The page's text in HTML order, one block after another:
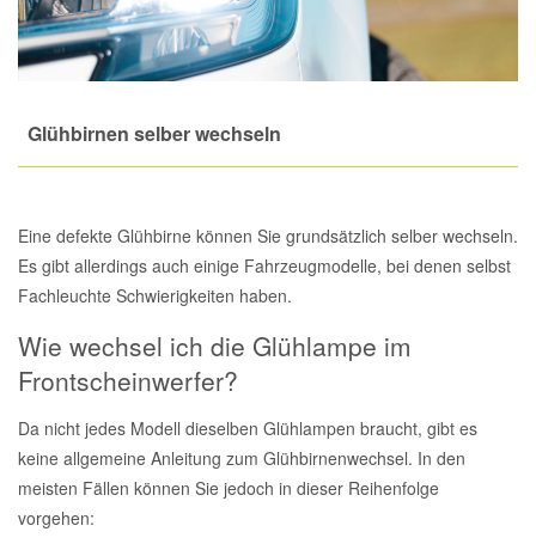
Glühbirnen selber wechseln
Eine defekte Glühbirne können Sie grundsätzlich selber wechseln.
Es gibt allerdings auch einige Fahrzeugmodelle, bei denen selbst
Fachleuchte Schwierigkeiten haben.
Wie wechsel ich die Glühlampe im
Frontscheinwerfer?
Da nicht jedes Modell dieselben Glühlampen braucht, gibt es
keine allgemeine Anleitung zum Glühbirnenwechsel. In den
meisten Fällen können Sie jedoch in dieser Reihenfolge
vorgehen:
Heizung und Klimaanlage
Kühlung
Lenkung
Motor
Innenausstattung
Räder und Reifen
Riementrieb
Montage
Rostlöser
Scheibenkleber
Schmiermittel
Total Motoröle
Druckluft Werkzeuge
Halterung Abgasstrang
Handwerkzeuge
Kfz Spezialwerkzeuge
Leitungsverbinder
Motortechnik Werkzeuge
Prüf- und Messwerkzeuge
Glühlampen
Kofferraumwanne
Ladetechnik für Elektroautos
Marderschutz
Nachrüstwischer
Pannenhilfe
Reifen Zubehör
VW Ersatzteile
Alfa Romeo Ersatzteile
Audi Ersatzteile
BMW Ersatzteile
Chevrolet Ersatzteile
Chrysler Ersatzteile
Cupra Ersatzteile